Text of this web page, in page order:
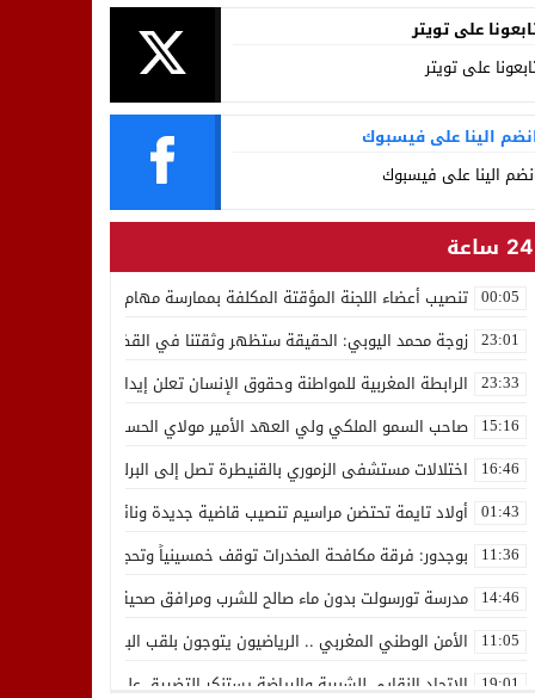
على تويتر
على تويتر
الينا على فيسبوك
الينا على فيسبوك
24 ساعة
00:05 تنصيب أعضاء اللجنة المؤقتة المكلفة بممارسة مهام المجلس الوطني
23:01 زوجة محمد اليوبي: الحقيقة ستظهر وثقتنا في القضاء ثابتة
23:33 الرابطة المغربية للمواطنة وحقوق الإنسان تعلن إيداع رئيسها
15:16 صاحب السمو الملكي ولي العهد الأمير مولاي الحسن يدشن “برج
16:46 اختلالات مستشفى الزموري بالقنيطرة تصل إلى البرلمان واستقالة
01:43 أولاد تايمة تحتضن مراسيم تنصيب قاضية جديدة ونائب لوكيل الملك
11:36 بوجدور: فرقة مكافحة المخدرات توقف خمسينياً وتحجز 10 كيلوغرامات من الشيرا
14:46 مدرسة تورسولت بدون ماء صالح للشرب ومرافق صحية في وضعية
11:05 الأمن الوطني المغربي .. الرياضيون يتوجون بلقب البطولة العربية
19:01 الاتحاد النقابي للشبيبة والرياضة يستنكر التضييق على الموظفين